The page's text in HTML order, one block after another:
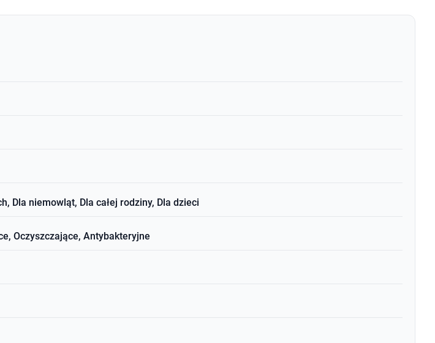
Dla niemowląt, Dla całej rodziny, Dla dzieci
Oczyszczające, Antybakteryjne